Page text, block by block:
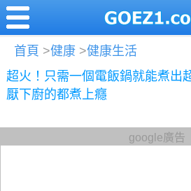
首頁 >健康 >健康生活
超火！只需一個電飯鍋就能煮出
厭下廚的都煮上癮
google廣告